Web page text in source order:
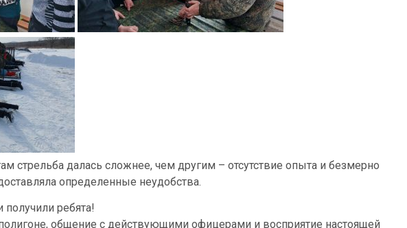
стрельба далась сложнее, чем другим – отсутствие опыта и безмерно
определенные неудобства.
ребята!
общение с действующими офицерами и восприятие настоящей